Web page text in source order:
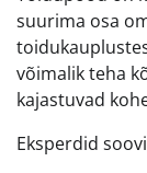
suurima osa
võimalik teha
kajastuvad
Eksperdid